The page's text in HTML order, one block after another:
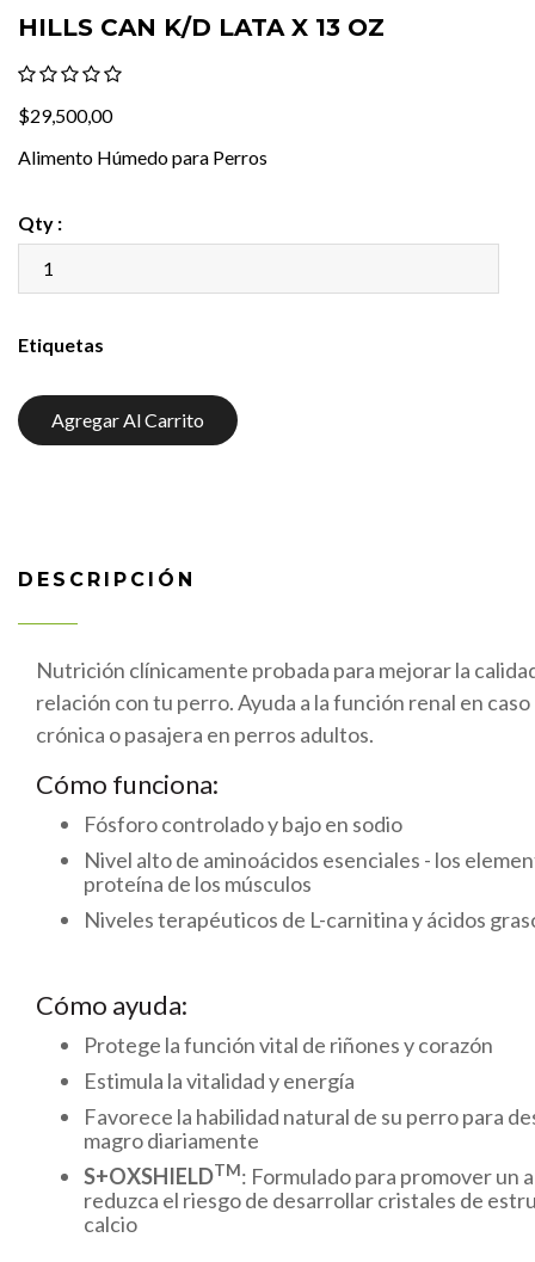
HILLS CAN K/D LATA X 13 OZ
$29,500,00
Alimento Húmedo para Perros
Qty :
Etiquetas
Agregar Al Carrito
DESCRIPCIÓN
Nutrición clínicamente probada para mejorar la
relación con tu perro. Ayuda a la función renal en
crónica o pasajera en perros adultos.
Cómo funciona:
Fósforo controlado y bajo en sodio
Nivel alto de aminoácidos esenciales - los
proteína de los músculos
Niveles terapéuticos de L-carnitina y ácidos
Cómo ayuda:
Protege la función vital de riñones y corazón
Estimula la vitalidad y energía
Favorece la habilidad natural de su perro para
magro diariamente
S+OXSHIELDTM: Formulado para promover un
reduzca el riesgo de desarrollar cristales de
calcio